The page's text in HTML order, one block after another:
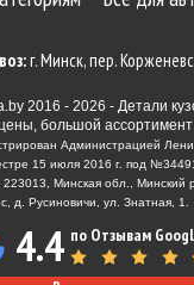
г. Минск, пер.
2016 - 2026 - Детали
большой ассортимент
Администрацией
15 июля 2016 г. под
Минская обл., Минский
с, д. Русиновичи, ул. Знатная, 1.
4.4 по Отзывам